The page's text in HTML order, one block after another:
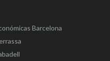
Barcelona